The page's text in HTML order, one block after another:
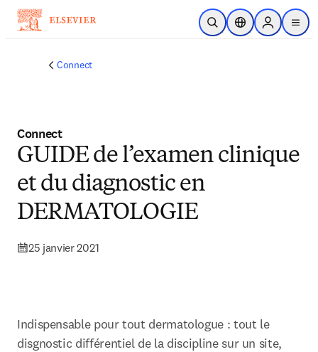
Passer au contenu principal
Ouvrir la recherche
Sélecteur de
Sign in to
menu
Connect
Connect
GUIDE de l’examen clinique
et du diagnostic en
DERMATOLOGIE
25 janvier 2021
Indispensable pour tout dermatologue : tout le
disgnostic différentiel de la discipline sur un site,